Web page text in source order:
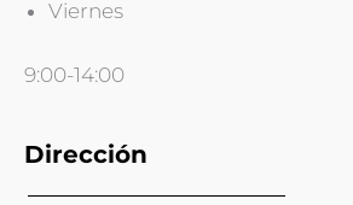
Viernes
9:00-14:00
Dirección